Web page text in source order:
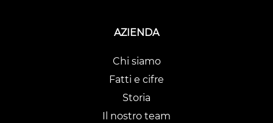
AZIENDA
Chi siamo
Fatti e cifre
Storia
Il nostro team